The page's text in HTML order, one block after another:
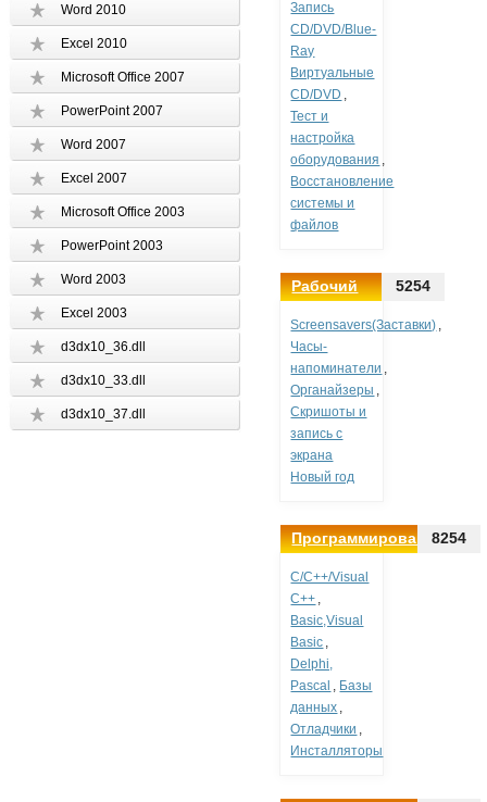
Word 2010
Excel 2010
Microsoft Office 2007
PowerPoint 2007
Word 2007
Excel 2007
Microsoft Office 2003
PowerPoint 2003
Word 2003
Excel 2003
d3dx10_36.dll
d3dx10_33.dll
d3dx10_37.dll
Запись
CD/DVD/Blue-
Ray
Виртуальные
CD/DVD ,
Тест и
настройка
оборудования ,
Восстановление
системы и
файлов
Рабочий
стол
5254
Screensavers(Заставки) ,
Часы-
напоминатели ,
Органайзеры ,
Скришоты и
запись с
экрана
Новый год
Программирование8254
C/C++/Visual
C++ ,
Basic,Visual
Basic ,
Delphi,
Pascal , Базы
данных ,
Отладчики ,
Инсталляторы